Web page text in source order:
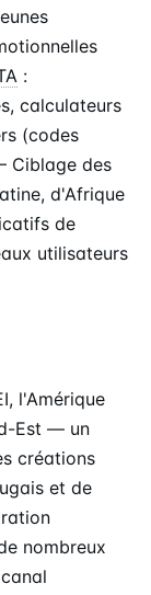
:
calculateurs
(codes
Ciblage des
d'Afrique
de
utilisateurs
l'Amérique
Est — un
créations
et de
nombreux